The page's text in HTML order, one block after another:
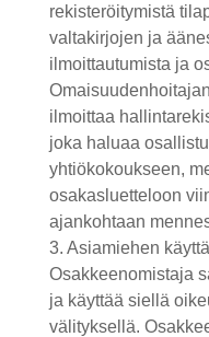
rekisteröitymistä
valtakirjojen ja
ilmoittautumista ja
ilmoittaa
joka haluaa
yhtiökokoukseen,
osakasluetteloon
ajankohtaan
3. Asiamiehen
Osakkeenomistaja
ja käyttää siellä
välityksellä.